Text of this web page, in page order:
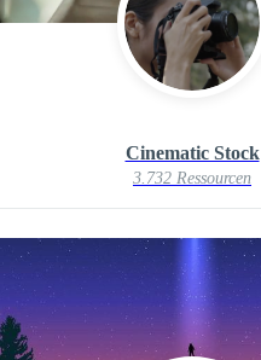
Cinematic Stock
3.732 Ressourcen